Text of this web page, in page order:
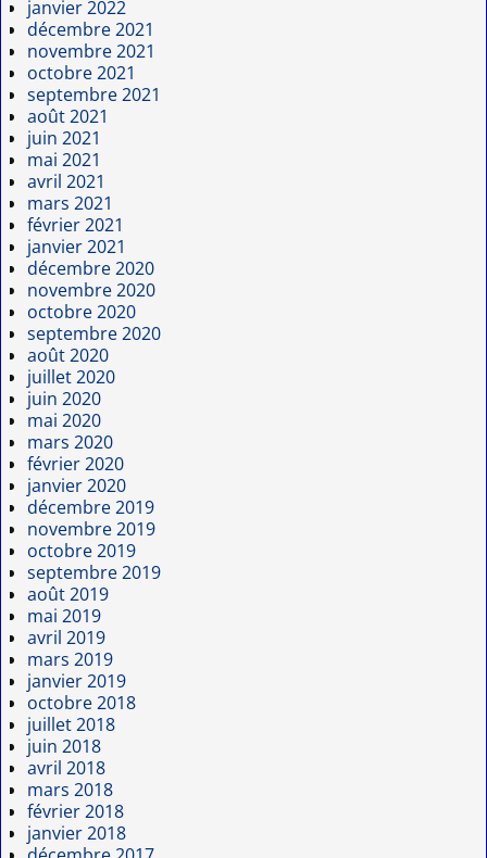
janvier 2022
décembre 2021
novembre 2021
octobre 2021
septembre 2021
août 2021
juin 2021
mai 2021
avril 2021
mars 2021
février 2021
janvier 2021
décembre 2020
novembre 2020
octobre 2020
septembre 2020
août 2020
juillet 2020
juin 2020
mai 2020
mars 2020
février 2020
janvier 2020
décembre 2019
novembre 2019
octobre 2019
septembre 2019
août 2019
mai 2019
avril 2019
mars 2019
janvier 2019
octobre 2018
juillet 2018
juin 2018
avril 2018
mars 2018
février 2018
janvier 2018